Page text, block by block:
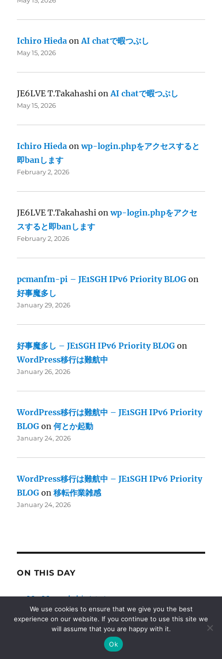
Ichiro Hieda onAI chatで暇つぶし
May 15, 2026
JE6LVE T.Takahashi onAI chatで暇つぶし
May 15, 2026
Ichiro Hieda onwp-login.phpをアクセスすると
即banします
February 2, 2026
JE6LVE T.Takahashi onwp-login.phpをアクセ
スすると即banします
February 2, 2026
pcmanfm-pi – JE1SGH IPv6 Priority BLOG on
好事魔多し
January 29, 2026
好事魔多し – JE1SGH IPv6 Priority BLOG on
WordPress移行は難航中
January 26, 2026
WordPress移行は難航中 – JE1SGH IPv6 Priority
BLOG on何とか起動
January 24, 2026
WordPress移行は難航中 – JE1SGH IPv6 Priority
BLOG on移転作業雑感
January 24, 2026
ON THIS DAY
M4 Mac mini来ました
2025
micro HDMI プラグまさかの座屈
We use cookies to ensure that we give you the best
experience on our website. If you continue to use this site we
will assume that you are happy with it.
Ok